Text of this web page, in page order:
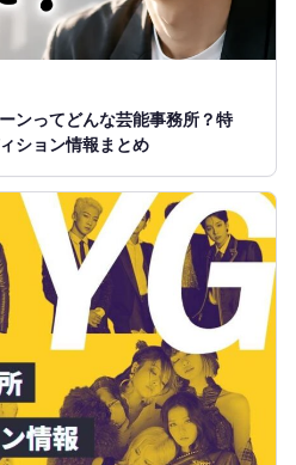
ンってどんな芸能事務所？特
ション情報まとめ